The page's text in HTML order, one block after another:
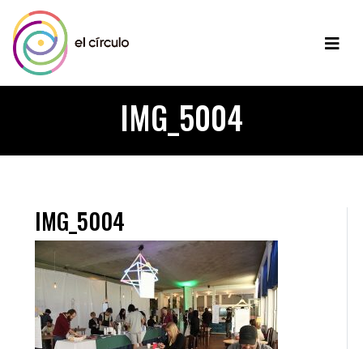
IMG_5004
IMG_5004